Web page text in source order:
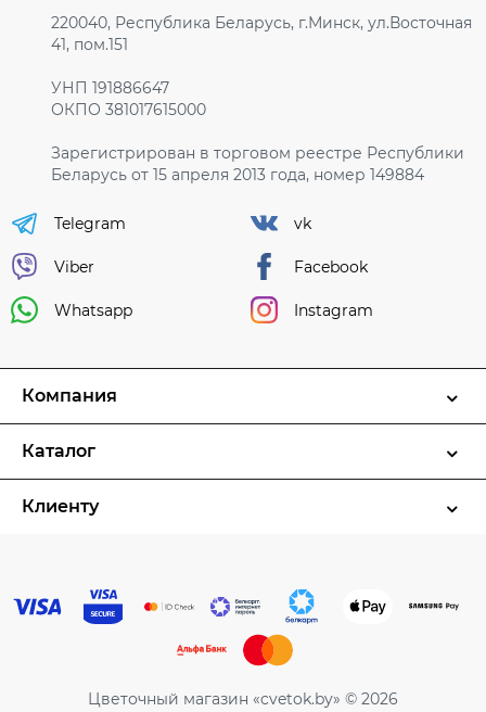
220040, Республика Беларусь, г.Минск, ул.Восточная
41, пом.151
УНП 191886647
ОКПО 381017615000
Зарегистрирован в торговом реестре Республики
Беларусь от 15 апреля 2013 года, номер 149884
Telegram
Viber
Whatsapp
vk
Facebook
Instagram
Компания
Каталог
Клиенту
Цветочный магазин «cvetok.by» © 2026